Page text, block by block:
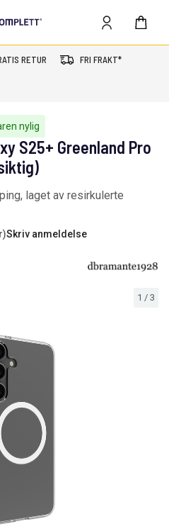
RETUR FRI FRAKT*
nylig
1 / 3
S25+ Greenland Pro
laget av resirkulerte
Skriv anmeldelse